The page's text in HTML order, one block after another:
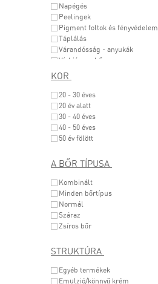
Napégés
Peelingek
Pigment foltok és fényvédelem
Táplálás
Várandósság - anyukák
Vízhiányos bőr
Zsíros bőr & tág pórusok
Érzékeny bőr
KOR
20 - 30 éves
20 év alatt
30 - 40 éves
40 - 50 éves
50 év fölött
A BŐR TÍPUSA
Kombinált
Minden bőrtípus
Normál
Száraz
Zsíros bőr
STRUKTÚRA
Egyéb termékek
Emulzió/könnyű krém